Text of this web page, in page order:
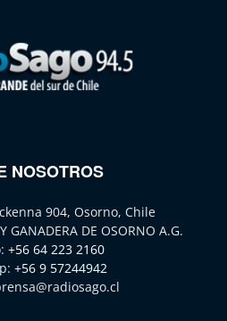
NOSOTROS
904, Osorno, Chile
GANADERA DE OSORNO A.G.
+56 64 223 2160
+56 9 57244942